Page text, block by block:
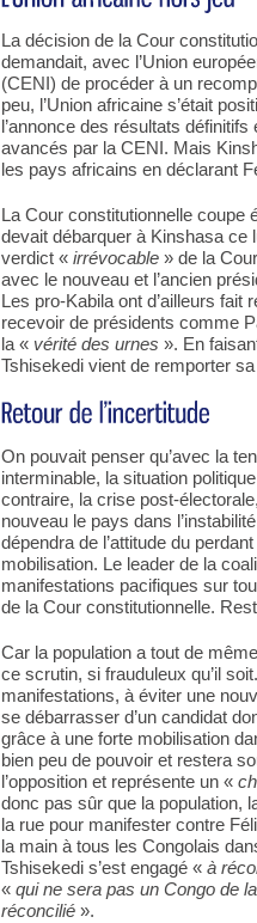
La décision de la Cour
demandait, avec l’Union
(CENI) de procéder à un
peu, l’Union africaine s’était
l’annonce des résultats
avancés par la CENI. Mais
les pays africains en déclarant
La Cour constitutionnelle coupe
devait débarquer à Kinshasa ce
verdict « irrévocable » de la
avec le nouveau et l’ancien
Les pro-Kabila ont d’ailleurs fait
recevoir de présidents comme
la « vérité des urnes ». En
Tshisekedi vient de remporter
On pouvait penser qu’avec la
interminable, la situation
contraire, la crise post-
nouveau le pays dans
dépendra de l’attitude du
mobilisation. Le leader de la
manifestations pacifiques sur
de la Cour constitutionnelle.
Car la population a tout de
ce scrutin, si frauduleux qu’il
manifestations, à éviter une
se débarrasser d’un candidat
grâce à une forte mobilisation
bien peu de pouvoir et restera
l’opposition et représente un «
donc pas sûr que la population,
la rue pour manifester contre
la main à tous les Congolais
Tshisekedi s’est engagé « à
« qui ne sera pas un Congo de
réconcilié ».